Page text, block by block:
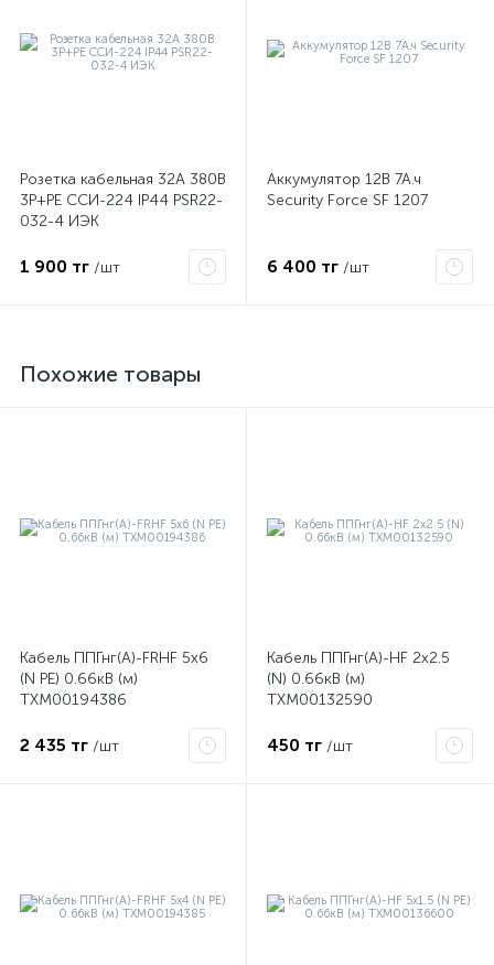
Розетка кабельная 32А 380В
3P+PЕ ССИ-224 IP44 PSR22-
032-4 ИЭК
1 900 тг /шт
Аккумулятор 12В 7А.ч
Security Force SF 1207
6 400 тг /шт
Похожие товары
Кабель ППГнг(А)-FRHF 5х6
(N PE) 0.66кВ (м)
ТХМ00194386
2 435 тг /шт
Кабель ППГнг(А)-HF 2х2.5
(N) 0.66кВ (м)
ТХМ00132590
450 тг /шт